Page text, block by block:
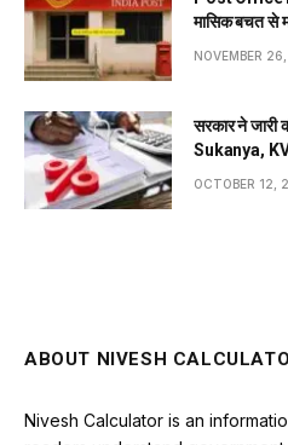
मासिक बचत से
NOVEMBER
सरकार ने जारी
Sukanya,
OCTOBER 12,
ABOUT NIVESH
Nivesh Calculator is an